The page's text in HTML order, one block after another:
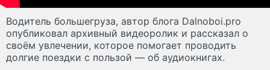
Водитель большегруза, автор блога Dalnoboi.pro
опубликовал архивный видеоролик и рассказал о
своём увлечении, которое помогает проводить
долгие поездки с пользой — об аудиокнигах.